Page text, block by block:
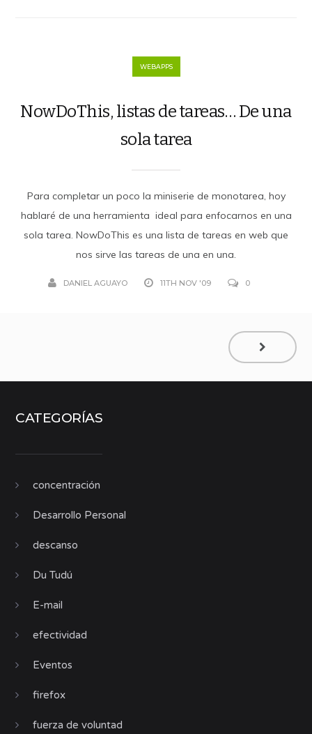
WEBAPPS
NowDoThis, listas de tareas… De una
sola tarea
Para completar un poco la miniserie de monotarea, hoy
hablaré de una herramienta ideal para enfocarnos en una
sola tarea. NowDoThis es una lista de tareas en web que
nos sirve las tareas de una en una.
DANIEL AGUAYO 11TH NOV '09 0
CATEGORÍAS
concentración
Desarrollo Personal
descanso
Du Tudú
E-mail
efectividad
Eventos
firefox
fuerza de voluntad